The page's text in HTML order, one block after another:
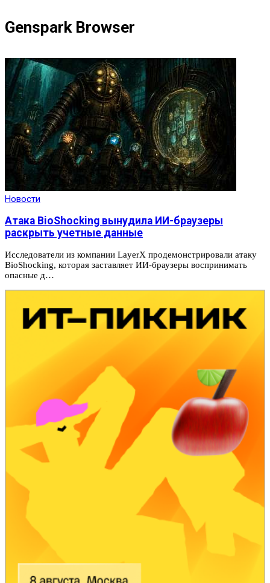
Genspark Browser
Новости
Атака BioShocking вынудила ИИ-браузеры
раскрыть учетные данные
Исследователи из компании LayerX продемонстрировали атаку
BioShocking, которая заставляет ИИ-браузеры воспринимать
опасные д…